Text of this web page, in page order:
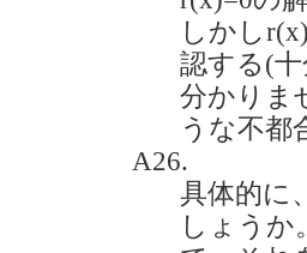
しかし
認する(
分かりま
うな不都
A26.
具体的に
しょうか